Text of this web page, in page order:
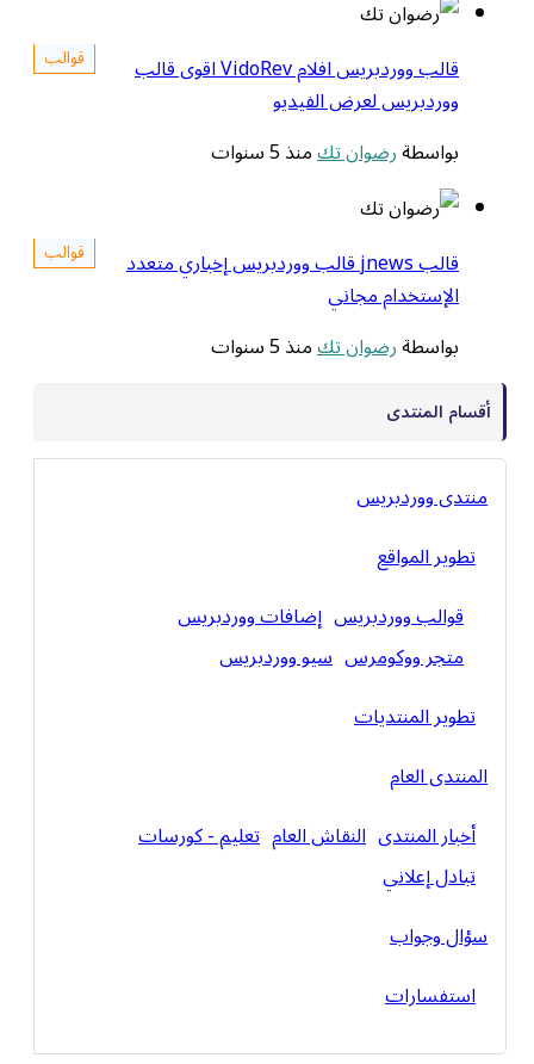
قوالب قالب ووردبريس افلام VidoRev اقوى قالب
ووردبريس لعرض الفيديو
بواسطةرضوان تكمنذ 5 سنوات
قوالب قالب jnews قالب ووردبريس إخباري متعدد
الإستخدام مجاني
بواسطةرضوان تكمنذ 5 سنوات
أقسام المنتدى
منتدى ووردبريس
تطوير المواقع
قوالب ووردبريس إضافات ووردبريس
متجر ووكومرس سيو ووردبريس
تطوير المنتديات
المنتدى العام
أخبار المنتدى النقاش العام تعليم - كورسات
تبادل إعلاني
سؤال وجواب
استفسارات